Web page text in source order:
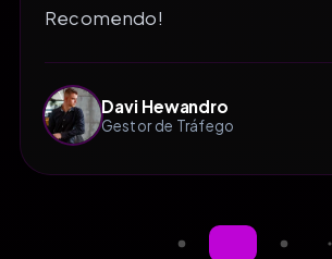
Recomendo!
Davi Hewandro
Gestor de Tráfego